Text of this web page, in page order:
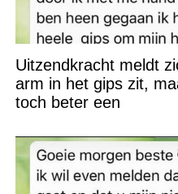
Uitzendkracht meldt
arm in het gips zit,
toch beter een